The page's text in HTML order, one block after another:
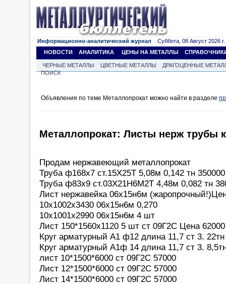
Информационно-аналитический журнал Суббота, 08 Август 2026 г.
НОВОСТИ
АНАЛИТИКА ЦЕНЫ НА МЕТАЛЛЫ
ЧЕРНЫЕ МЕТАЛЛЫ ЦВЕТНЫЕ МЕТАЛЛЫ
ДРАГОЦЕННЫЕ
ПОИСК
Объявления по теме Металлопрокат можно найти в разделе
Металлопрокат: Листы нерж трубы
Продам нержавеющий металлопрокат
Труба ф168х7 ст.15Х25Т 5,08м 0,142 тн
Труба ф83х9 ст.03Х21Н6М2Т 4,48м 0,082 тн
Лист нержавейка 06х15н6м
10х1002х3430 06х15н6м 0,270
10х1001х2990 06х15н6м 4 шт
Лист 150*1560х1120 5 шт ст 09Г2С Цена
Круг арматурный А1 ф12 длина 11,7 ст 3.
Круг арматурный А1ф 14 длина 11,7 ст 3.
лист 10*1500*6000 ст 09Г2С 57000
Лист 12*1500*6000 ст 09Г2С 57000
Лист 14*1500*6000 ст 09Г2С 57000